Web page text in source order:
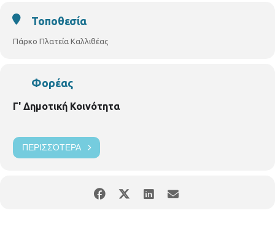
Τοποθεσία
Πάρκο Πλατεία Καλλιθέας
Φορέας
Γ' Δημοτική Κοινότητα
ΠΕΡΙΣΣΌΤΕΡΑ